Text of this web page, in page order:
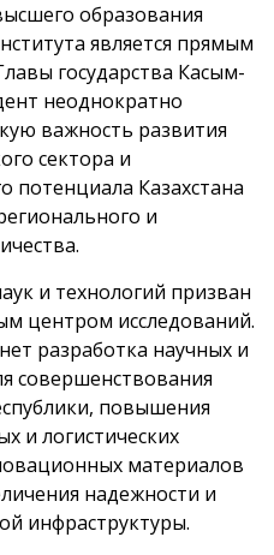
образования
является прямым
государства Касым-
неоднократно
важность развития
сектора и
потенциала Казахстана
и
и технологий призван
центром исследований.
разработка научных и
совершенствования
повышения
и логистических
материалов
надежности и
инфраструктуры.